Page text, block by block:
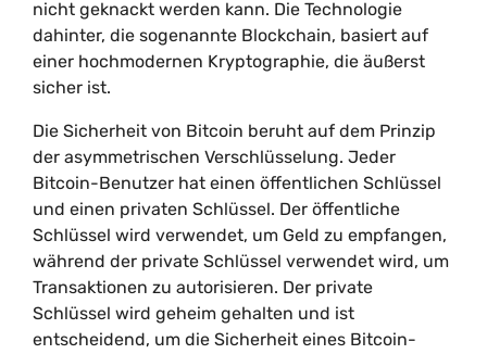
nicht geknackt werden kann. Die Technologie
dahinter, die sogenannte Blockchain, basiert auf
einer hochmodernen Kryptographie, die äußerst
sicher ist.
Die Sicherheit von Bitcoin beruht auf dem Prinzip
der asymmetrischen Verschlüsselung. Jeder
Bitcoin-Benutzer hat einen öffentlichen Schlüssel
und einen privaten Schlüssel. Der öffentliche
Schlüssel wird verwendet, um Geld zu empfangen,
während der private Schlüssel verwendet wird, um
Transaktionen zu autorisieren. Der private
Schlüssel wird geheim gehalten und ist
entscheidend, um die Sicherheit eines Bitcoin-